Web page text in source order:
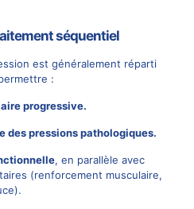
séquentiel
est généralement réparti
:
progressive.
des pressions pathologiques.
, en parallèle avec
(renforcement musculaire,